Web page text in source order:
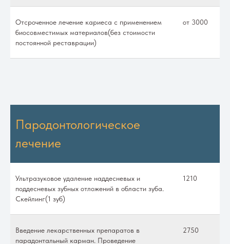
Отсроченное лечение кариеса с применением
биосовместимых материалов(без стоимости
постоянной реставрации)
от 3000
Пародонтологическое
лечение
Ультразуковое удаление наддесневых и
поддесневых зубных отложений в области зуба.
Скейлинг(1 зуб)
1210
Введение лекарственных препаратов в
парадонтальный карман. Проведение
2750